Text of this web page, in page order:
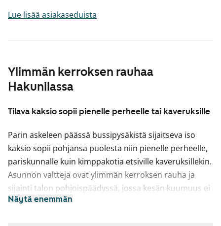
Ylimmän kerroksen rauhaa
Hakunilassa
Tilava kaksio sopii pienelle perheelle tai kaveruksille
Parin askeleen päässä bussipysäkistä sijaitseva iso
kaksio sopii pohjansa puolesta niin pienelle perheelle,
pariskunnalle kuin kimppakotia etsiville kaveruksillekin.
Asunnon valtteja ovat ylimmän kerroksen rauha ja
sijainti talon pohjoispäädyssä, jossa kesän kuumuus ei
pääse liikaa hikoiluttamaan. Keittiön ja makuuhuoneen
Näytä enemmän
Lue lisää asiakaseduista